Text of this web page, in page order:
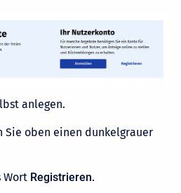
anlegen.
Sie oben einen dunkelgrauer
Wort Registrieren.